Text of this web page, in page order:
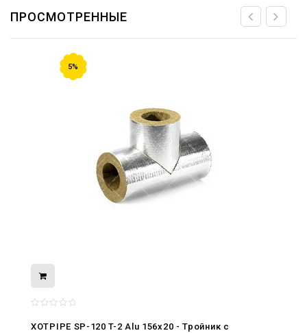
ПРОСМОТРЕННЫЕ
5%
XOTPIPE SP-120 T-2 Alu 156x20 - Тройник c
нами